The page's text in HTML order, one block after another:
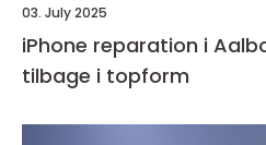
03. July 2025
iPhone reparation i
tilbage i topform